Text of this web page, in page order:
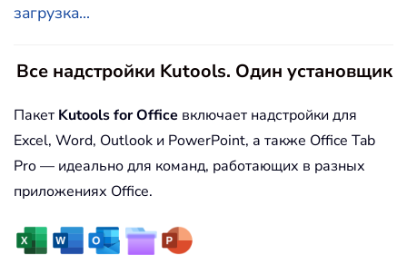
загрузка...
Все надстройки Kutools. Один установщик
Пакет Kutools for Office включает надстройки для
Excel, Word, Outlook и PowerPoint, а также Office Tab
Pro — идеально для команд, работающих в разных
приложениях Office.